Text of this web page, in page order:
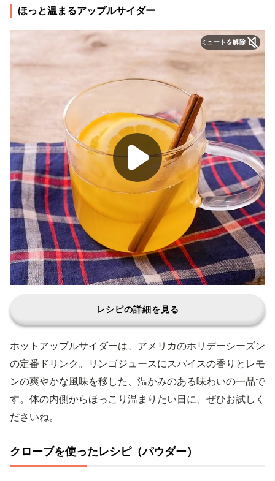
ほっと温まるアップルサイダー
ミュートを解除
レシピの詳細を見る
ホットアップルサイダーは、アメリカのホリデーシーズン
の定番ドリンク。リンゴジュースにスパイスの香りとレモ
ンの爽やかな風味を移した、温かみのある味わいの一品で
す。体の内側からほっこり温まりたい日に、ぜひお試しく
ださいね。
クローブを使ったレシピ（パウダー）